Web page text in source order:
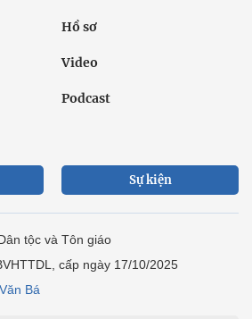
Hồ sơ
Video
Podcast
Sự kiện
tộc và Tôn giáo
cấp ngày 17/10/2025
Bá